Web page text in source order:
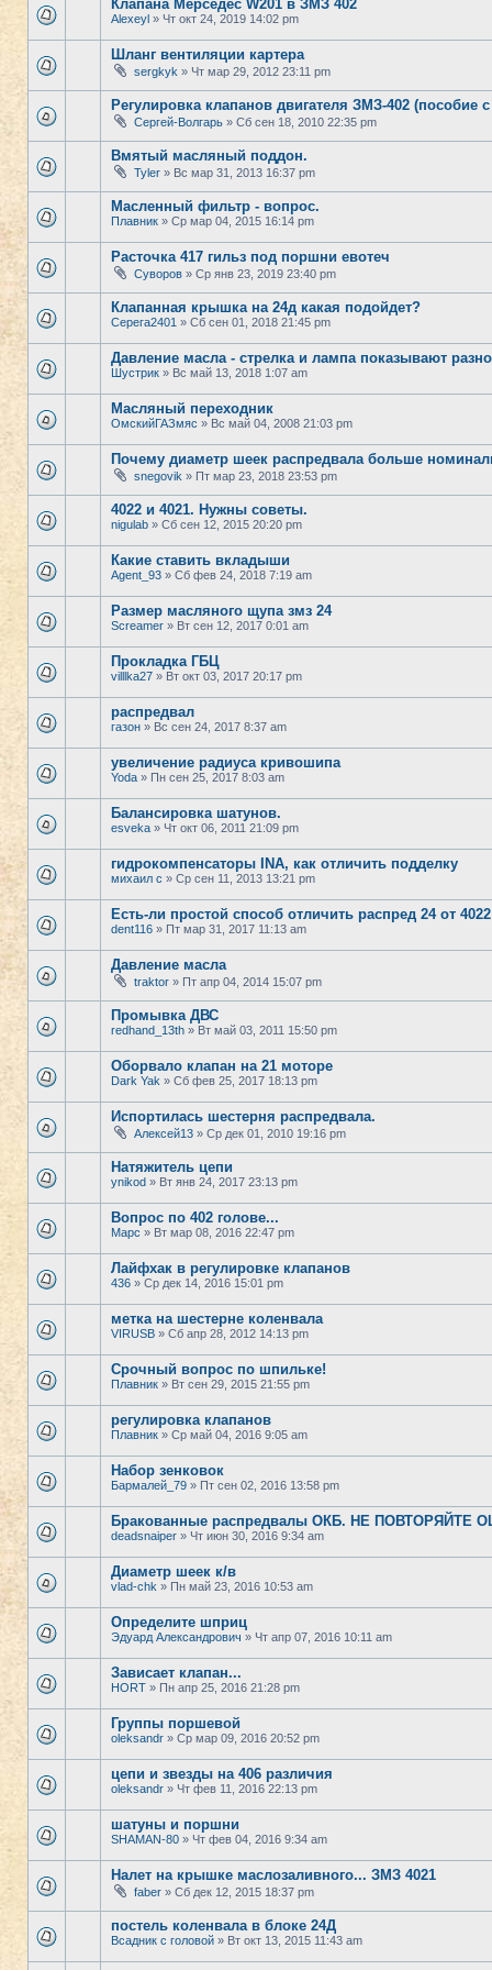
Клапана Мерседес W201 в ЗМЗ 402
Alexeyl » Чт окт 24, 2019 14:02 pm
Шланг вентиляции картера
sergkyk » Чт мар 29, 2012 23:11 pm
Регулировка клапанов двигателя ЗМЗ-402 (пособие
Сергей-Волгарь » Сб сен 18, 2010 22:35 pm
Вмятый масляный поддон.
Tyler » Вс мар 31, 2013 16:37 pm
Масленный фильтр - вопрос.
Плавник » Ср мар 04, 2015 16:14 pm
Расточка 417 гильз под поршни евотеч
Суворов » Ср янв 23, 2019 23:40 pm
Клапанная крышка на 24д какая подойдет?
Серега2401 » Сб сен 01, 2018 21:45 pm
Давление масла - стрелка и лампа показывают
Шустрик » Вс май 13, 2018 1:07 am
Масляный переходник
ОмскийГАЗмяс » Вс май 04, 2008 21:03 pm
Почему диаметр шеек распредвала больше
snegovik » Пт мар 23, 2018 23:53 pm
4022 и 4021. Нужны советы.
nigulab » Сб сен 12, 2015 20:20 pm
Какие ставить вкладыши
Agent_93 » Сб фев 24, 2018 7:19 am
Размер масляного щупа змз 24
Screamer » Вт сен 12, 2017 0:01 am
Прокладка ГБЦ
villlka27 » Вт окт 03, 2017 20:17 pm
распредвал
газон » Вс сен 24, 2017 8:37 am
увеличение радиуса кривошипа
Yoda » Пн сен 25, 2017 8:03 am
Балансировка шатунов.
esveka » Чт окт 06, 2011 21:09 pm
гидрокомпенсаторы INA, как отличить подделку
михаил с » Ср сен 11, 2013 13:21 pm
Есть-ли простой способ отличить распред 24 от
dent116 » Пт мар 31, 2017 11:13 am
Давление масла
traktor » Пт апр 04, 2014 15:07 pm
Промывка ДВС
redhand_13th » Вт май 03, 2011 15:50 pm
Оборвало клапан на 21 моторе
Dark Yak » Сб фев 25, 2017 18:13 pm
Испортилась шестерня распредвала.
Алексей13 » Ср дек 01, 2010 19:16 pm
Натяжитель цепи
ynikod » Вт янв 24, 2017 23:13 pm
Вопрос по 402 голове...
Марс » Вт мар 08, 2016 22:47 pm
Лайфхак в регулировке клапанов
436 » Ср дек 14, 2016 15:01 pm
метка на шестерне коленвала
VIRUSB » Сб апр 28, 2012 14:13 pm
Срочный вопрос по шпильке!
Плавник » Вт сен 29, 2015 21:55 pm
регулировка клапанов
Плавник » Ср май 04, 2016 9:05 am
Набор зенковок
Бармалей_79 » Пт сен 02, 2016 13:58 pm
Бракованные распредвалы ОКБ. НЕ ПОВТОРЯЙТЕ
deadsnaiper » Чт июн 30, 2016 9:34 am
Диаметр шеек к/в
vlad-chk » Пн май 23, 2016 10:53 am
Определите шприц
Эдуард Александрович » Чт апр 07, 2016 10:11 am
Зависает клапан...
HORT » Пн апр 25, 2016 21:28 pm
Группы поршевой
oleksandr » Ср мар 09, 2016 20:52 pm
цепи и звезды на 406 различия
oleksandr » Чт фев 11, 2016 22:13 pm
шатуны и поршни
SHAMAN-80 » Чт фев 04, 2016 9:34 am
Налет на крышке маслозаливного... ЗМЗ 4021
faber » Сб дек 12, 2015 18:37 pm
постель коленвала в блоке 24Д
Всадник с головой » Вт окт 13, 2015 11:43 am